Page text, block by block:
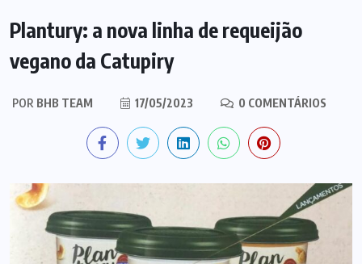
Plantury: a nova linha de requeijão
vegano da Catupiry
POR BHB TEAM 17/05/2023 0 COMENTÁRIOS